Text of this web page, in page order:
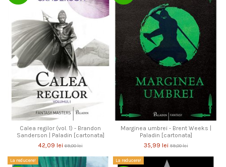
Calea regilor (vol. 1) - Brandon
Sanderson | Paladin [cartonata]
42,09 lei69,00 lei
Marginea umbrei - Brent Weeks |
Paladin [cartonata]
35,99 lei59,00 lei
La reducere! La reducere!